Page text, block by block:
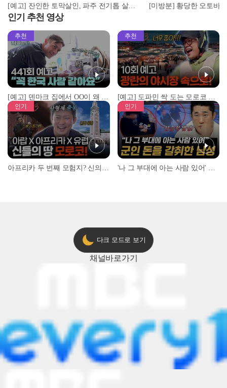
[예고] 잔인한 토막살인, 파주 전기톱 살인사건
인기 추천 영상
추천
[예고] 덴마크 집에서 OO이 왜 나와...? 이상할 정도로 한국을 사랑하는 우리 형을 제보합니다!
추천
[예고] 도파민 싹 도는 모로코 야시장 투어!
인기 인기
다크 모드로 보기
채널바로가기